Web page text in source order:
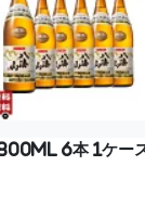
6本 1ケー